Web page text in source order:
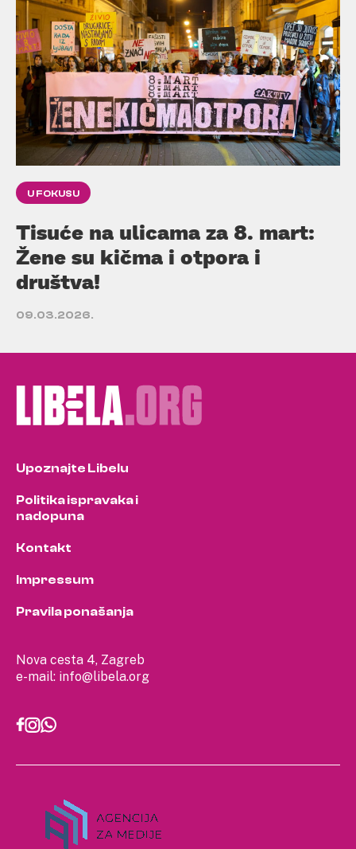
U FOKUSU
Tisuće na ulicama za 8. mart:
Žene su kičma i otpora i
društva!
09.03.2026.
Nova cesta 4, Zagreb
e-mail: info@libela.org
Upoznajte Libelu
Politika ispravaka i
nadopuna
Kontakt
Impressum
Pravila ponašanja